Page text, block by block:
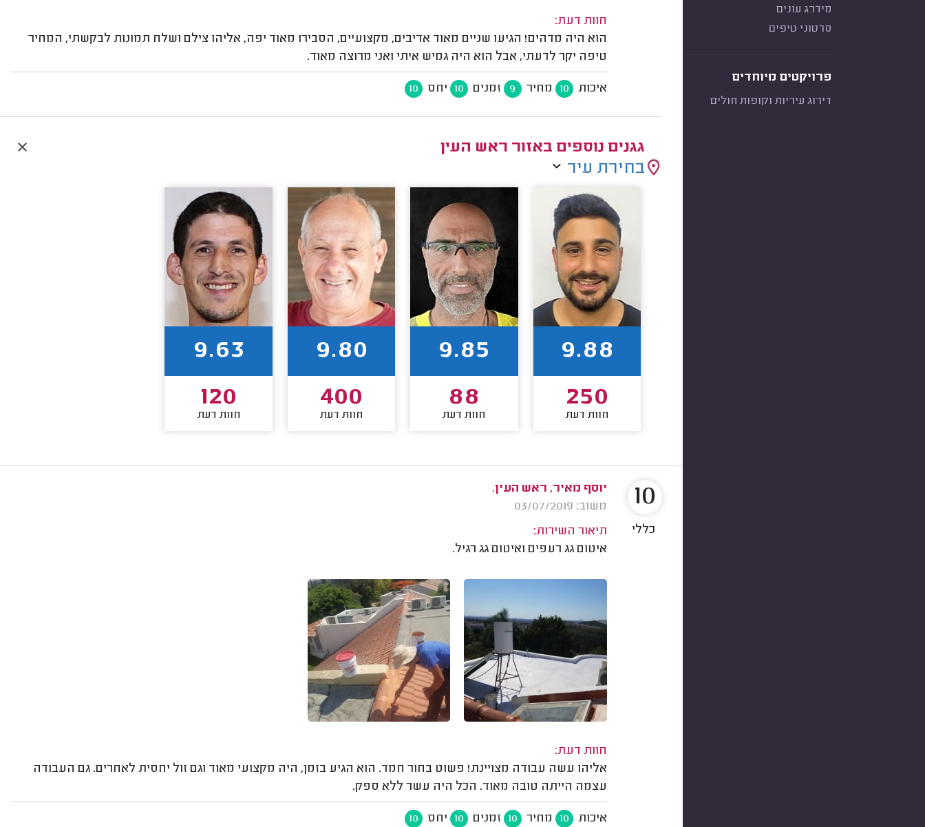
מידרג עונים
סרטוני טיפים
פרויקטים מיוחדים
דירוג עיריות וקופות חולים
חוות דעת:
הוא היה מדהים! הגיעו שניים מאוד אדיבים, מקצועיים, הסבירו מאוד יפה, אליהו צילם ושלח תמונות לבקשתי, המחיר
טיפה יקר לדעתי, אבל הוא היה גמיש איתי ואני מרוצה מאוד.
איכות 10 מחיר 9 זמנים 10 יחס 10
גגנים נוספים באזור ראש העין
בחירת עיר
9.88
250
חוות דעת
9.85
88
חוות דעת
9.80
400
חוות דעת
9.63
120
חוות דעת
יוסף מאיר, ראש העין.
משוב: 03/07/2019
תיאור השירות:
איטום גג רעפים ואיטום גג רגיל.
חוות דעת:
אליהו עשה עבודה מצויינת! פשוט בחור חמד. הוא הגיע בזמן, היה מקצועי מאוד וגם זול יחסית לאחרים. גם העבודה
עצמה הייתה טובה מאוד. הכל היה עשר ללא ספק.
איכות 10 מחיר 10 זמנים 10 יחס 10
10
כללי